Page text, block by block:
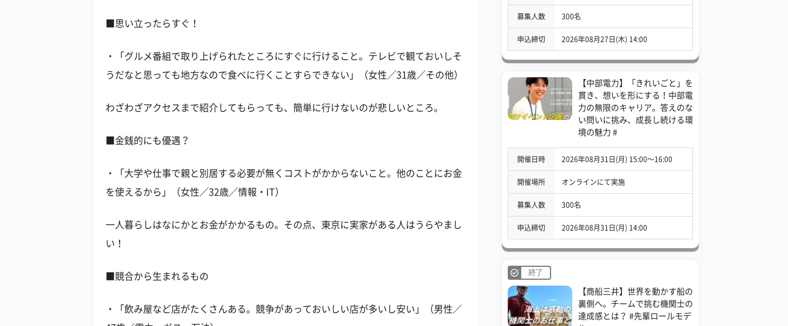
■思い立ったらすぐ！
・「グルメ番組で取り上げられたところにすぐに行けること。テレビで観ておいしそ
うだなと思っても地方なので食べに行くことすらできない」（女性／31歳／その他）
わざわざアクセスまで紹介してもらっても、簡単に行けないのが悲しいところ。
■金銭的にも優遇？
・「大学や仕事で親と別居する必要が無くコストがかからないこと。他のことにお金
を使えるから」（女性／32歳／情報・IT）
一人暮らしはなにかとお金がかかるもの。その点、東京に実家がある人はうらやまし
い！
■競合から生まれるもの
・「飲み屋など店がたくさんある。競争があっておいしい店が多いし安い」（男性／
募集人数 300名
申込締切 2026年08月27日(木) 14:00
【中部電力】「きれいごと」を
貫き、想いを形にする！中部電
力の無限のキャリア。答えのな
い問いに挑み、成長し続ける環
境の魅力 #
開催日時 2026年08月31日(月) 15:00〜16:00
開催場所 オンラインにて実施
募集人数 300名
申込締切 2026年08月31日(月) 14:00
終了
【商船三井】世界を動かす船の
裏側へ。チームで挑む機関士の
達成感とは？ #先輩ロールモデ